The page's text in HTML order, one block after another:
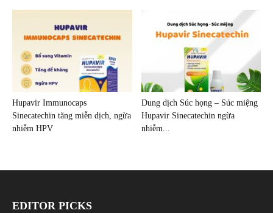
Hupavir Immunocaps
Sinecatechin tăng miễn dịch, ngừa
nhiễm HPV
Dung dịch Súc họng – Súc miệng
Hupavir Sinecatechin ngừa
nhiễm...
EDITOR PICKS